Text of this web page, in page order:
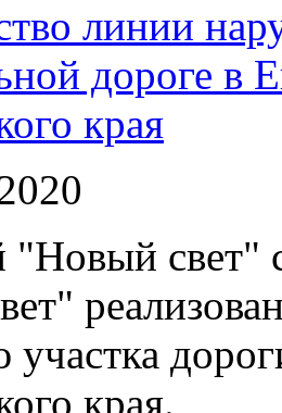
линии
дороге в
края
свет"
края.